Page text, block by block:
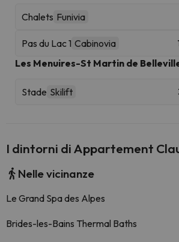
Chalets Funivia
Pas du Lac 1 Cabinovia
Les Menuires-St Martin de
Stade Skilift
I dintorni di Appartement
Nelle vicinanze
Le Grand Spa des Alpes
Brides-les-Bains Thermal Baths